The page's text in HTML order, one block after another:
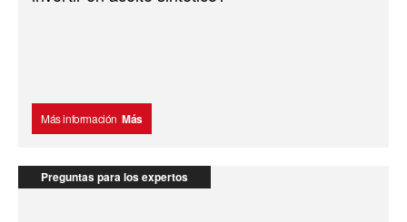
Más información Más
Preguntas para los expertos